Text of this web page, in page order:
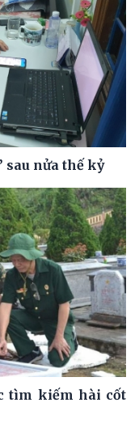
sau nửa thế kỷ
tìm kiếm hài cốt